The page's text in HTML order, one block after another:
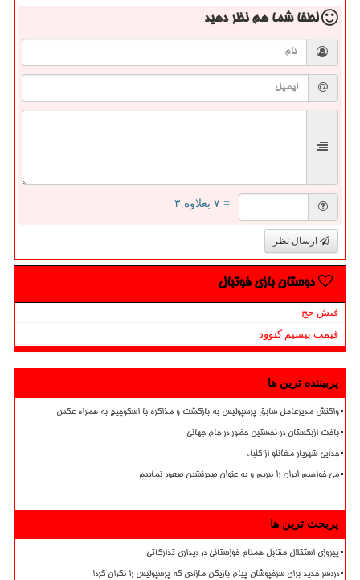
لطفا شما همنظر دهید
= ۷ بعلاوه ۳
ارسال نظر
دوستان بازی فوتبال
فیش حج
قیمت بیسیم کنوود
پربیننده ترین ها
واکنش مدیرعامل سابق پرسپولیس به بازگشت و مذاکره با اسکوچیچ به همراه عکس
باخت ازبکستان در نخستین حضور در جام جهانی
جدایی شهریار مغانلو از کلباء
می خواهیم ایران را ببریم و به عنوان صدرنشین صعود نماییم
پربحث ترین ها
پیروزی استقلال مقابل همنام خوزستانی در دیداری تدارکاتی
دردسر جدید برای سرخپوشان پیام بازیکن مازادی که پرسپولیس را نگران کرد!